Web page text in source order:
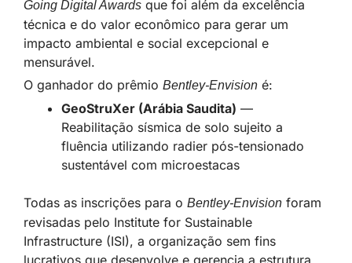
Going Digital Awards que foi além da excelência
técnica e do valor econômico para gerar um
impacto ambiental e social excepcional e
mensurável.
O ganhador do prêmio Bentley-Envision é:
GeoStruXer (Arábia Saudita) —
Reabilitação sísmica de solo sujeito a
fluência utilizando radier pós-tensionado
sustentável com microestacas
Todas as inscrições para o Bentley-Envision foram
revisadas pelo Institute for Sustainable
Infrastructure (ISI), a organização sem fins
lucrativos que desenvolve e gerencia a estrutura